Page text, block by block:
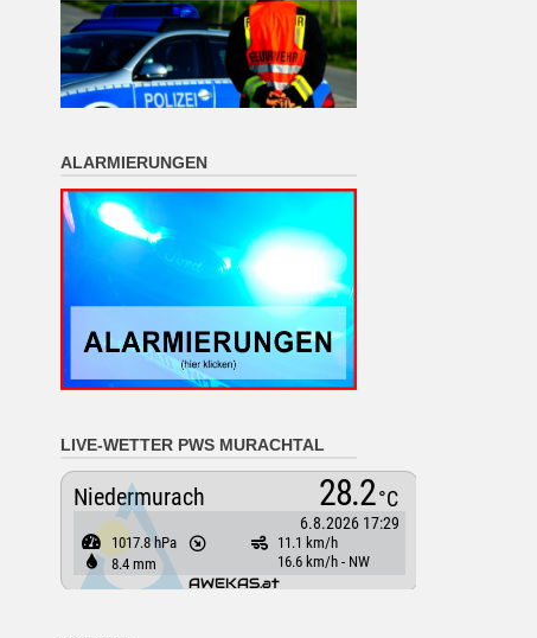
ALARMIERUNGEN
LIVE-WETTER PWS MURACHTAL